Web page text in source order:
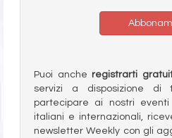
Puoi anche registrarti
servizi a disposizione di
partecipare ai nostri
italiani e internazionali,
newsletter Weekly con gli